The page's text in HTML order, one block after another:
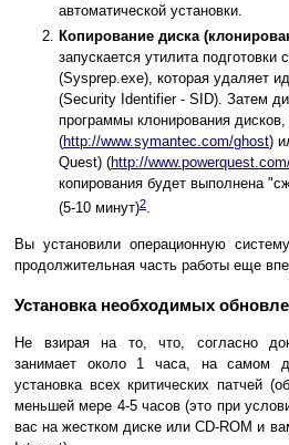
автоматической установки.
Копирование диска
запускается утилита
(Sysprep.exe), которая удаляет
(Security Identifier - SID). Затем
программы клонирования
(http://www.symantec.com/ghost)
Quest) (http://
копирования будет выполнена
(5-10 минут)2.
Вы установили операционную
продолжительная часть работы еще
Установка необходимых
Не взирая на то, что, согласно
занимает около 1 часа, на самом
установка всех критических патчей
меньшей мере 4-5 часов (это при
вас на жестком диске или CD-ROM и